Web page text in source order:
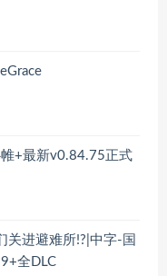
+最新v0.84.75正式
关进避难所!?|中字-国
全DLC